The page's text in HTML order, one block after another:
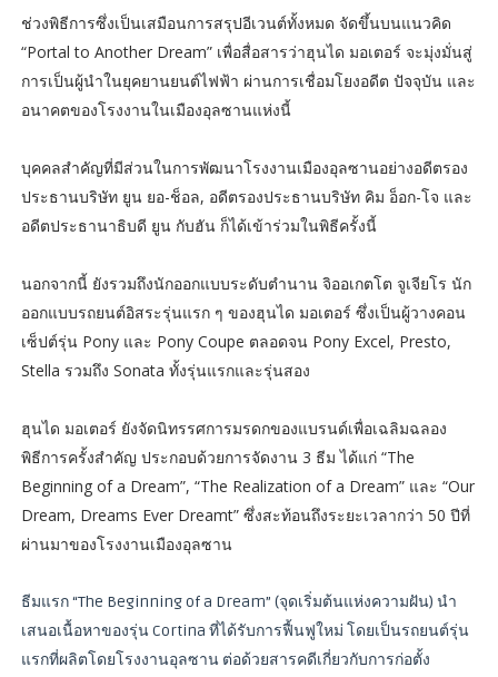
ช่วงพิธีการซึ่งเป็นเสมือนการสรุปอีเวนต์ทั้งหมด จัดขึ้นบนแนวคิด
“Portal to Another Dream” เพื่อสื่อสารว่าฮุนได มอเตอร์ จะมุ่งมั่นสู่
การเป็นผู้นำในยุคยานยนต์ไฟฟ้า ผ่านการเชื่อมโยงอดีต ปัจจุบัน และ
อนาคตของโรงงานในเมืองอุลซานแห่งนี้
บุคคลสำคัญที่มีส่วนในการพัฒนาโรงงานเมืองอุลซานอย่างอดีตรอง
ประธานบริษัท ยูน ยอ-ช็อล, อดีตรองประธานบริษัท คิม อ็อก-โจ และ
อดีตประธานาธิบดี ยูน กับฮัน ก็ได้เข้าร่วมในพิธีครั้งนี้
นอกจากนี้ ยังรวมถึงนักออกแบบระดับตำนาน จิออเกตโต จูเจียโร นัก
ออกแบบรถยนต์อิสระรุ่นแรก ๆ ของฮุนได มอเตอร์ ซึ่งเป็นผู้วางคอน
เซ็ปต์รุ่น Pony และ Pony Coupe ตลอดจน Pony Excel, Presto,
Stella รวมถึง Sonata ทั้งรุ่นแรกและรุ่นสอง
ฮุนได มอเตอร์ ยังจัดนิทรรศการมรดกของแบรนด์เพื่อเฉลิมฉลอง
พิธีการครั้งสำคัญ ประกอบด้วยการจัดงาน 3 ธีม ได้แก่ “The
Beginning of a Dream”, “The Realization of a Dream” และ “Our
Dream, Dreams Ever Dreamt” ซึ่งสะท้อนถึงระยะเวลากว่า 50 ปีที่
ผ่านมาของโรงงานเมืองอุลซาน
ธีมแรก “The Beginning of a Dream” (จุดเริ่มต้นแห่งความฝัน) นำ
เสนอเนื้อหาของรุ่น Cortina ที่ได้รับการฟื้นฟูใหม่ โดยเป็นรถยนต์รุ่น
แรกที่ผลิตโดยโรงงานอุลซาน ต่อด้วยสารคดีเกี่ยวกับการก่อตั้ง